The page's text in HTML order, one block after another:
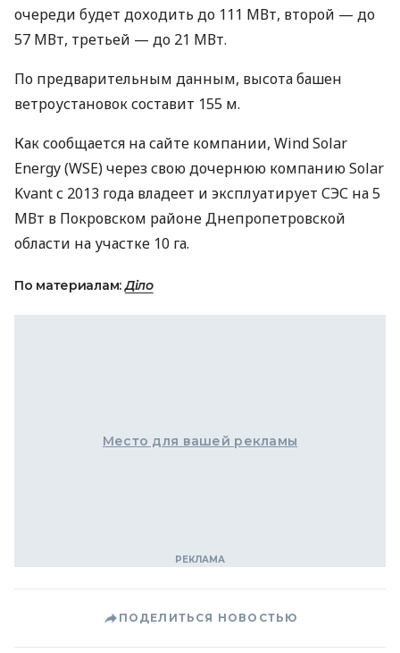
очереди будет доходить до 111 МВт, второй — до
57 МВт, третьей — до 21 МВт.
По предварительным данным, высота башен
ветроустановок составит 155 м.
Как сообщается на сайте компании, Wind Solar
Energy (WSE) через свою дочернюю компанию Solar
Kvant с 2013 года владеет и эксплуатирует СЭС на 5
МВт в Покровском районе Днепропетровской
области на участке 10 га.
По материалам:Діло
Место для вашей рекламы
ПОДЕЛИТЬСЯ НОВОСТЬЮ